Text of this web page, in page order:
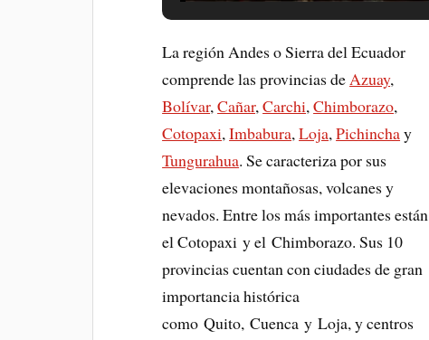
La región Andes o Sierra del Ecuador
comprende las provincias deAzuay,
Bolívar,Cañar,Carchi,Chimborazo,
Cotopaxi,Imbabura,Loja,Pichinchay
Tungurahua. Se caracteriza por sus
elevaciones montañosas, volcanes y
nevados. Entre los más importantes están
el Cotopaxi y el Chimborazo. Sus 10
provincias cuentan con ciudades de gran
importancia histórica
como Quito, Cuenca y Loja, y centros